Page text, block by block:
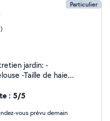
Particulier
haie
N'hésitez pas a me contacter
: 5/5
échange avec Maxime . Rendez-vous prévu demain